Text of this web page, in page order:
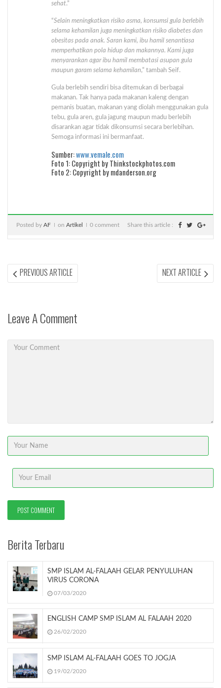
sehat.”
“Selain meningkatkan risiko asma, konsumsi gula berlebih
selama kehamilan juga meningkatkan risiko diabetes dan
obesitas pada anak. Saran kami, ibu hamil senantiasa
memperhatikan pola hidup dan makannya. Kami juga
menyarankan agar ibu hamil membatasi asupan gula
maupun garam selama kehamilan,” tambah Seif.
Gula berlebih sendiri bisa ditemukan di berbagai
makanan. Tak hanya pada makanan kaleng dengan
pemanis buatan, makanan yang diolah menggunakan gula
tebu, gula aren, gula jagung maupun madu berlebih
disarankan agar tidak dikonsumsi secara berlebihan.
Semoga informasi ini bermanfaat.
Sumber:www.vemale.com
Foto 1:Copyright byThinkstockphotos.com
Foto 2: Copyright by mdanderson.org
Posted by AF on Artikel 0 comment Share this article :
Post
PREVIOUS ARTICLEPREVIOUS
ARTICLE:
NEXT ARTICLE
Leave A Comment
Berita Terbaru
SMP ISLAM AL-FALAAH GELAR PENYULUHAN
VIRUS CORONA
07/03/2020
ENGLISH CAMP SMP ISLAM AL FALAAH 2020
26/02/2020
SMP ISLAM AL-FALAAH GOES TO JOGJA
19/02/2020